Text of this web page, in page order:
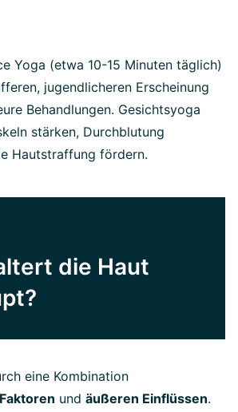
Yoga (etwa 10-15 Minuten täglich)
jugendlicheren Erscheinung
Behandlungen. Gesichtsyoga
stärken, Durchblutung
Hautstraffung fördern.
die Haut
eine Kombination
und äußeren Einflüssen.